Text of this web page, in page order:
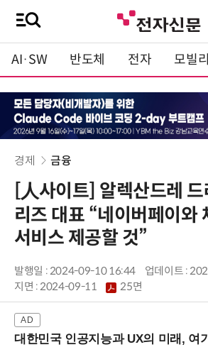
AI·SW 반도체 전자 모빌
경제 금융
[人사이트] 알렉산드레
리즈 대표 “네이버페이와
서비스 제공할 것”
발행일 : 2024-09-10 16:44
업데이트 :
지면 :2024-09-11 25면
대한민국 인공지능과 UX의 미래, 여기서 시작됩